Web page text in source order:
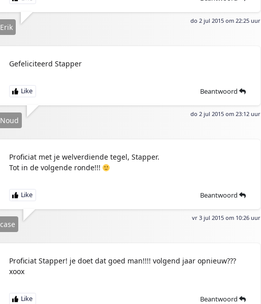
do 2 jul 2015 om 22:25 uur
Erik
Gefeliciteerd Stapper
Beantwoord
do 2 jul 2015 om 23:12 uur
Noud
Proficiat met je welverdiende tegel, Stapper.
Tot in de volgende ronde!!!
Beantwoord
vr 3 jul 2015 om 10:26 uur
case
Proficiat Stapper! je doet dat goed man!!!! volgend jaar opnieuw???
xoox
Beantwoord